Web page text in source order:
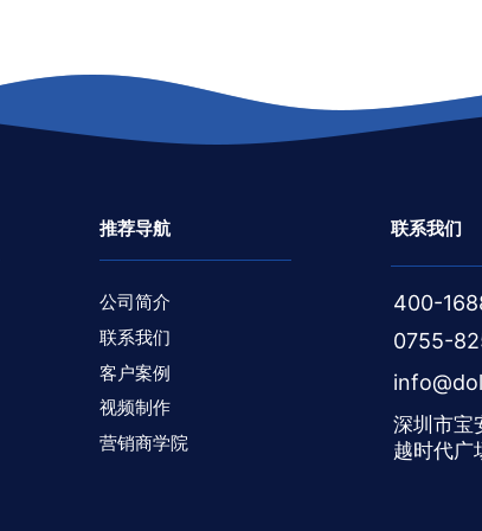
推荐导航
公司简介
联系我们
客户案例
视频制作
营销商学院
联系我们
400-
0755-
深圳市宝
越时代广